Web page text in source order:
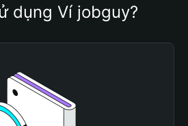
dụng Ví jobguy?